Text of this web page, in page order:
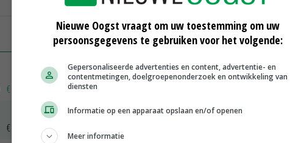
23-05-2018
€ 7,00
€ 1,11
Scharreleieren maat 59
Barneveld
Fritesgeschikt NL Du Be
Nieuwe Oogst vraagt om uw toestemming om uw
persoonsgegevens te gebruiken voor het volgende:
Gepersonaliseerde advertenties en content, advertentie- en
contentmetingen, doelgroepenonderzoek en ontwikkeling van
diensten
Informatie op een apparaat opslaan en/of openen
Meer informatie